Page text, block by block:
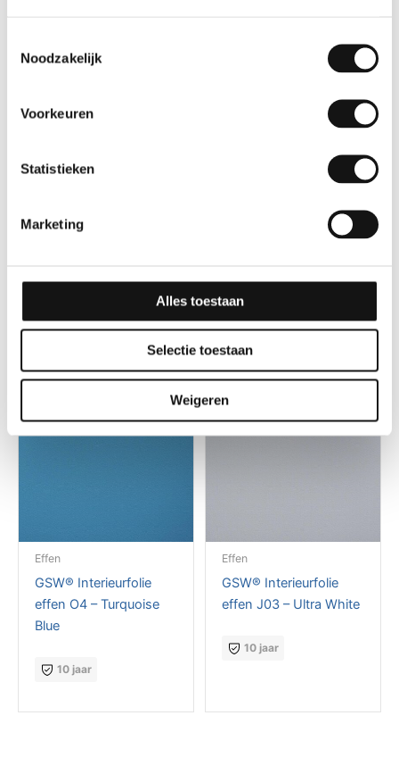
Noodzakelijk
Voorkeuren
Statistieken
Marketing
Alles toestaan
Selectie toestaan
Weigeren
GSW® Interieurfolie
effen L03 – Tangerine
10 jaar
GSW® Interieurfolie
effen RM09 – Ocean
10 jaar
Effen
GSW® Interieurfolie
effen O4 – Turquoise
Blue
10 jaar
Effen
GSW® Interieurfolie
effen J03 – Ultra White
10 jaar